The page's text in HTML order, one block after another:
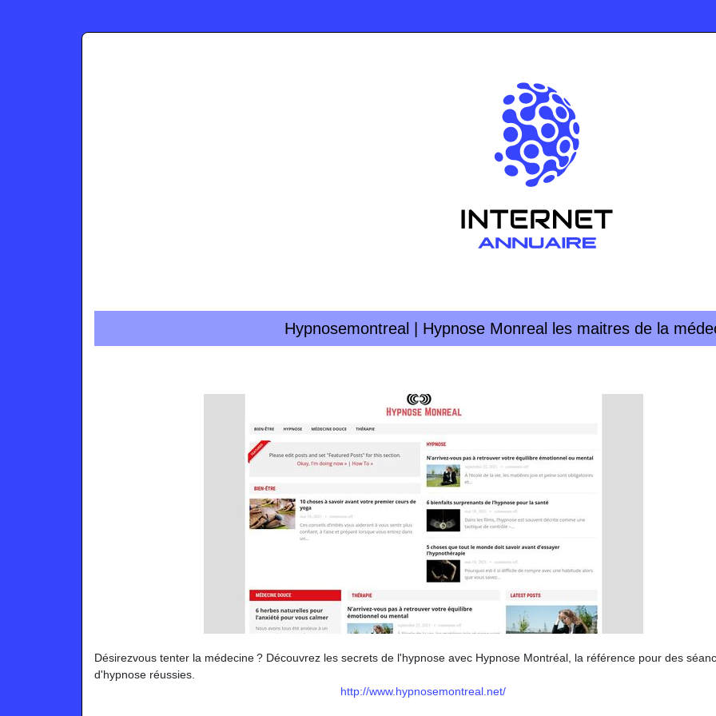
Hypnose­montreal | Hypnose Monreal les maitres de la
Désirezvous tenter la médecine ? Découvrez les secrets de l'hypnose avec Hypnose Montréal, la référence pour des
d'hypnose réussies.
http://www.hypnosemontreal.net/